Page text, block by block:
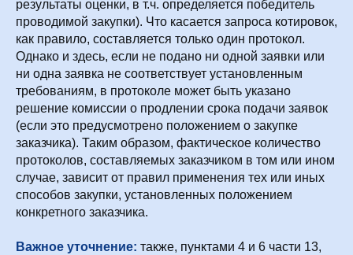
результаты оценки, в т.ч. определяется победитель
проводимой закупки). Что касается запроса котировок,
как правило, составляется только один протокол.
Однако и здесь, если не подано ни одной заявки или
ни одна заявка не соответствует установленным
требованиям, в протоколе может быть указано
решение комиссии о продлении срока подачи заявок
(если это предусмотрено положением о закупке
заказчика). Таким образом, фактическое количество
протоколов, составляемых заказчиком в том или ином
случае, зависит от правил применения тех или иных
способов закупки, установленных положением
конкретного заказчика.
Важное уточнение: также, пунктами 4 и 6 части 13,